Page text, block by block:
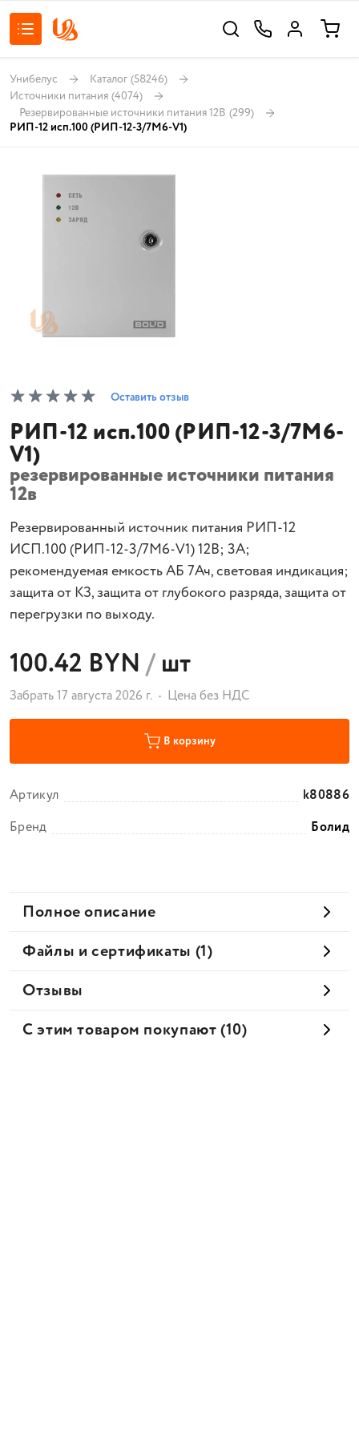
Унибелус Каталог (58246)
Источники питания (4074)
Резервированные источники питания 12В (299)
РИП-12 исп.100 (РИП-12-3/7М6-V1)
Оставить отзыв
РИП-12 исп.100 (РИП-12-3/7М6-
V1)
резервированные источники питания
12в
Резервированный источник питания РИП-12
ИСП.100 (РИП-12-3/7М6-V1) 12В; 3А;
рекомендуемая емкость АБ 7Ач, световая индикация;
защита от КЗ, защита от глубокого разряда, защита от
перегрузки по выходу.
100.42 BYN/шт
Забрать 17 августа 2026 г. Цена без НДС
В корзину
Артикул
k80886
Бренд
Болид
Полное описание
Файлы и сертификаты (1)
Отзывы
С этим товаром покупают (10)